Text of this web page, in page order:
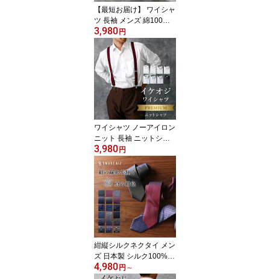
【最短お届け】 ワイシャ
ツ 長袖 メンズ 綿100%
ノーアイロン シャツ コ
ットン ノンアイロン 男
性 仕事 営業 ビジネス 通
勤 フォーマル 冠婚葬祭
結婚式 二次会 スリム 大
きいサイズ カッターシャ
ツ 50代 60代 春 夏 秋 冬
肌に優しい 通気性 [洗濯
後返品OK] 父の日
3,980 円
ワイシャツ ノーアイロン
ニット 長袖 ニットシャ
ツ スリム まるでポロシ
ャツ 一生 ノーアイロン
洗濯後返品OK 形態安定
ストレッチ ニット 生地
メンズ カッターシャツ
ノンアイロンシャツ ビジ
ネス 仕事 白 ホワイト 標
準体 細身体 父の日 実用
的
3,980 円
紺縦シルクネクタイ メン
ズ 日本製 シルク100%
紺色 上品 高級 光沢 プレ
4,980 円 ～